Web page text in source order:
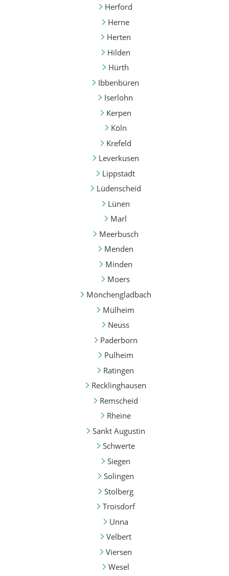
Herford
Herne
Herten
Hilden
Hürth
Ibbenbüren
Iserlohn
Kerpen
Köln
Krefeld
Leverkusen
Lippstadt
Lüdenscheid
Lünen
Marl
Meerbusch
Menden
Minden
Moers
Mönchengladbach
Mülheim
Neuss
Paderborn
Pulheim
Ratingen
Recklinghausen
Remscheid
Rheine
Sankt Augustin
Schwerte
Siegen
Solingen
Stolberg
Troisdorf
Unna
Velbert
Viersen
Wesel